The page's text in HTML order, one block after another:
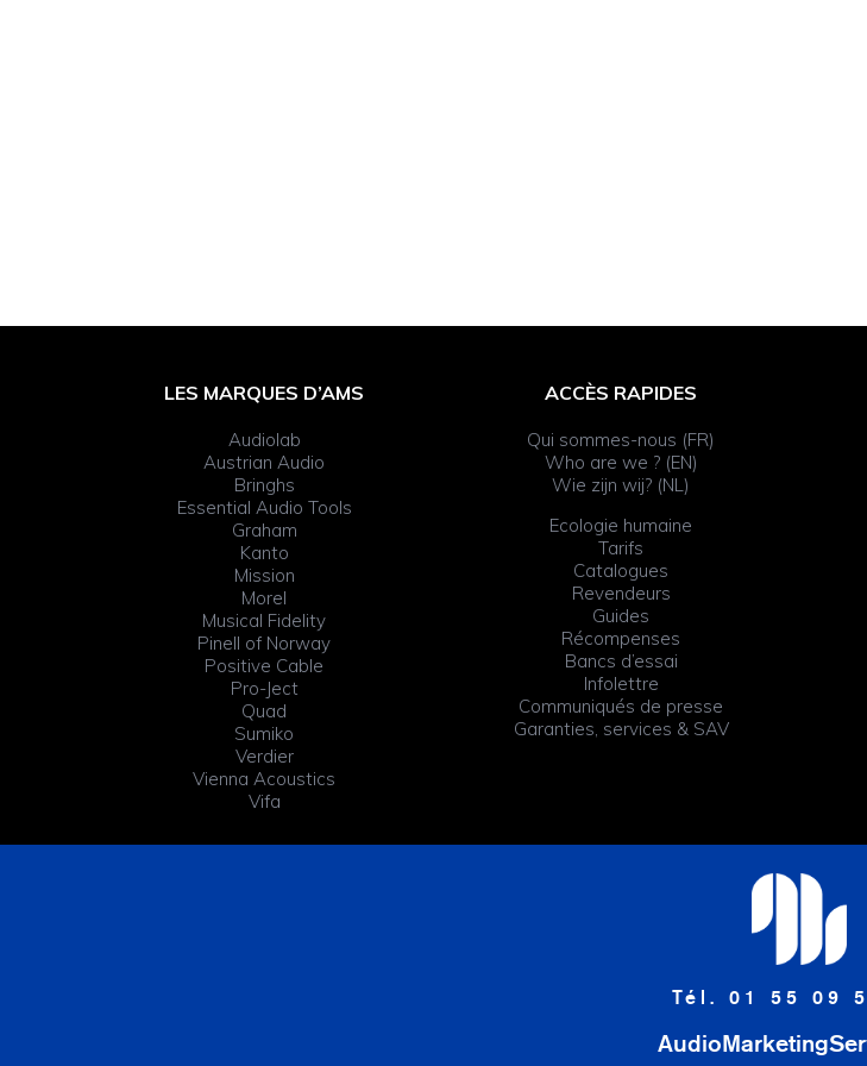
FooterLES MARQUES D’AMS
Audiolab
Austrian Audio
Bringhs
Essential Audio Tools
Graham
Kanto
Mission
Morel
Musical Fidelity
Pinell of Norway
Positive Cable
Pro-Ject
Quad
Sumiko
Verdier
Vienna Acoustics
Vifa
ACCÈS RAPIDES
Qui sommes-nous (FR)
Who are we ? (EN)
Wie zijn wij? (NL)
Ecologie humaine
Tarifs
Catalogues
Revendeurs
Guides
Récompenses
Bancs d’essai
Infolettre
Communiqués de presse
Garanties, services & SAV
Tél. 01 55 09